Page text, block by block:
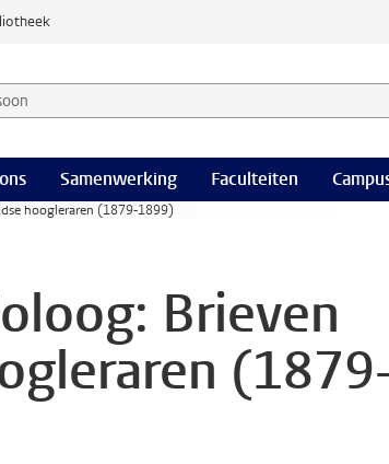
en selecteer categorie
Samenwerking Faculteiten
hoogleraren (1879-1899)
Brieven